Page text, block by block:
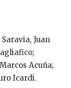
Juan
Acuña;
Icardi.